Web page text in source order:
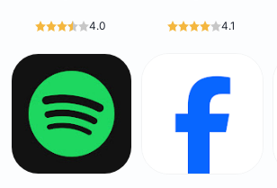
4.0 4.1